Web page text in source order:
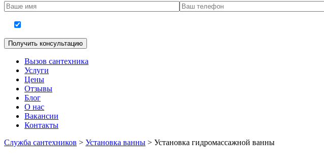
Вызов сантехника
Услуги
Цены
Отзывы
Блог
О нас
Вакансии
Контакты
Служба сантехников > Установка ванны > Установка гидромассажной ванны